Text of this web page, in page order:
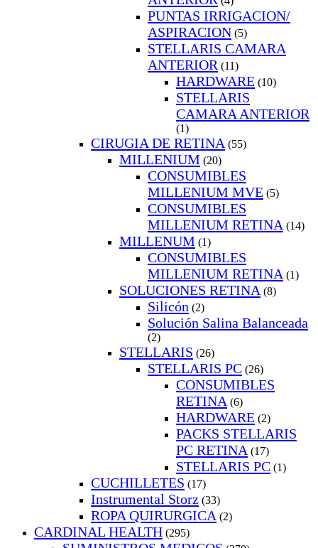
PUNTAS IRRIGACION/
ASPIRACION (5)
STELLARIS CAMARA
ANTERIOR (11)
HARDWARE (10)
STELLARIS
CAMARA ANTERIOR
(1)
CIRUGIA DE RETINA (55)
MILLENIUM (20)
CONSUMIBLES
MILLENIUM MVE (5)
CONSUMIBLES
MILLENIUM RETINA (14)
MILLENUM (1)
CONSUMIBLES
MILLENIUM RETINA (1)
SOLUCIONES RETINA (8)
Silicón (2)
Solución Salina Balanceada
(2)
STELLARIS (26)
STELLARIS PC (26)
CONSUMIBLES
RETINA (6)
HARDWARE (2)
PACKS STELLARIS
PC RETINA (17)
STELLARIS PC (1)
CUCHILLETES (17)
Instrumental Storz (33)
ROPA QUIRURGICA (2)
CARDINAL HEALTH (295)